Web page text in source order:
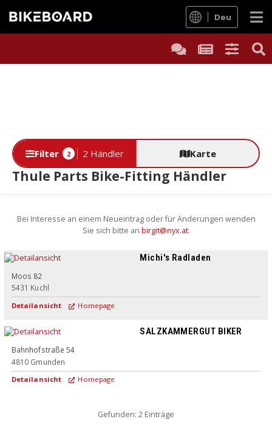
Deu
Filter 2 2 Händler Karte
Thule Parts Bike-Fitting Händler
Bei Interesse an einem Neueintrag oder für Änderungen wenden
Sie sich bitte an birgit@nyx.at.
Michi's Radladen
Moos 82
5431 Kuchl
Detailansicht Homepage
SALZKAMMERGUT BIKER
Bahnhofstraße 54
4810 Gmunden
Detailansicht Homepage
Gefunden: 2 Einträge